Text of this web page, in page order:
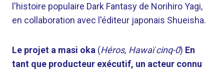
l'histoire populaire Dark Fantasy de Norihiro Yagi,
en collaboration avec l'éditeur japonais Shueisha.
Le projet a masi oka (Héros, Hawaï cinq-0) En
tant que producteur exécutif, un acteur connu